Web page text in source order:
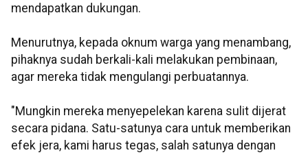
mendapatkan dukungan.
Menurutnya, kepada oknum warga yang menambang,
pihaknya sudah berkali-kali melakukan pembinaan,
agar mereka tidak mengulangi perbuatannya.
"Mungkin mereka menyepelekan karena sulit dijerat
secara pidana. Satu-satunya cara untuk memberikan
efek jera, kami harus tegas, salah satunya dengan